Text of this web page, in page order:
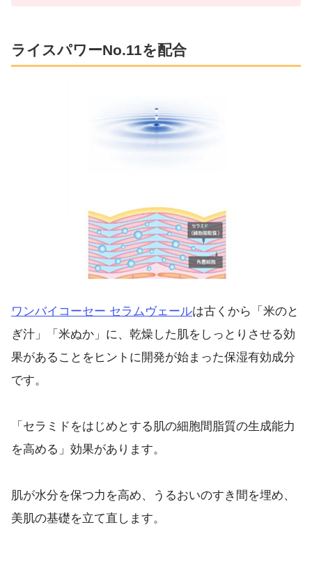
ライスパワーNo.11を配合
ワンバイコーセー セラムヴェールは古くから「米のと
ぎ汁」「米ぬか」に、乾燥した肌をしっとりさせる効
果があることをヒントに開発が始まった保湿有効成分
です。
「セラミドをはじめとする肌の細胞間脂質の生成能力
を高める」効果があります。
肌が水分を保つ力を高め、うるおいのすき間を埋め、
美肌の基礎を立て直します。